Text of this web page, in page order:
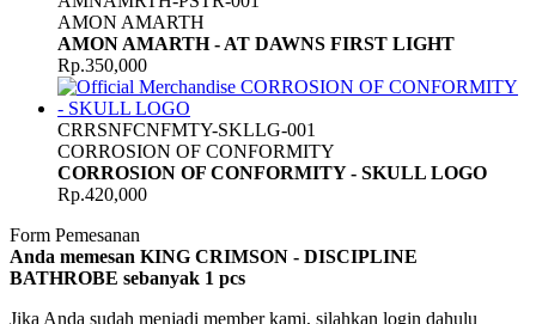
AMON AMARTH
AMON AMARTH - AT DAWNS FIRST LIGHT
Rp.350,000
CRRSNFCNFMTY-SKLLG-001
CORROSION OF CONFORMITY
CORROSION OF CONFORMITY - SKULL LOGO
Rp.420,000
Form Pemesanan
Anda memesan KING CRIMSON - DISCIPLINE
BATHROBE sebanyak 1 pcs
Jika Anda sudah menjadi member kami, silahkan login dahulu